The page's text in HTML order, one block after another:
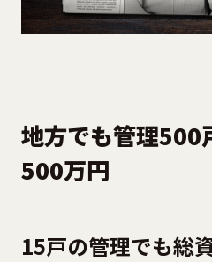
地方でも管理500
500万円
15戸の管理でも総